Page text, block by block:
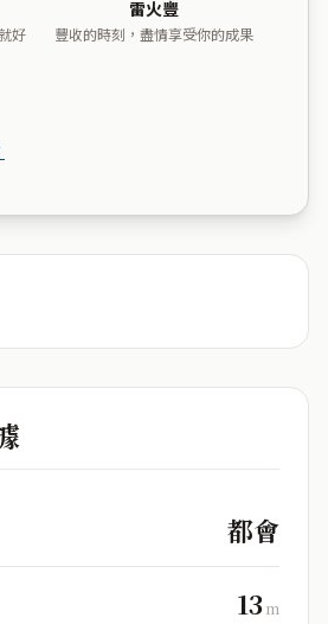
好
雷火豐
豐收的時刻，盡情享受你的成果
都會
13m